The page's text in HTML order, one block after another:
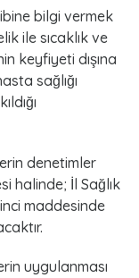
bilgi vermek
ile sıcaklık ve
keyfiyeti dışına
sağlığı
denetimler
halinde; İl Sağlık
maddesinde
uygulanması